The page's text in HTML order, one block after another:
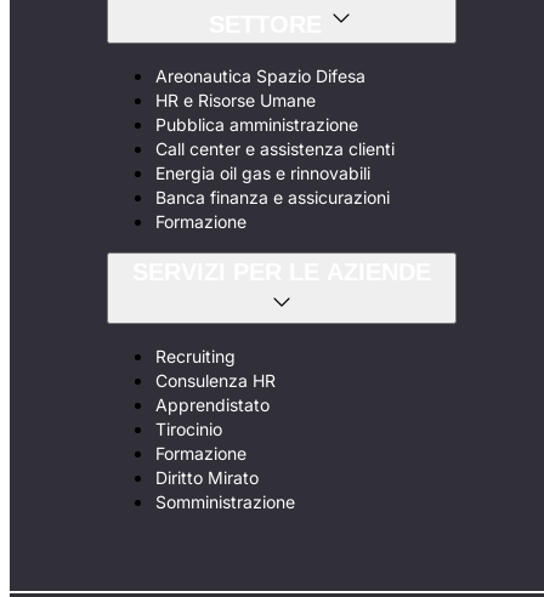
Areonautica Spazio Difesa
HR e Risorse Umane
Pubblica amministrazione
Call center e assistenza clienti
Energia oil gas e rinnovabili
Banca finanza e assicurazioni
Formazione
Recruiting
Consulenza HR
Apprendistato
Tirocinio
Formazione
Diritto Mirato
Somministrazione